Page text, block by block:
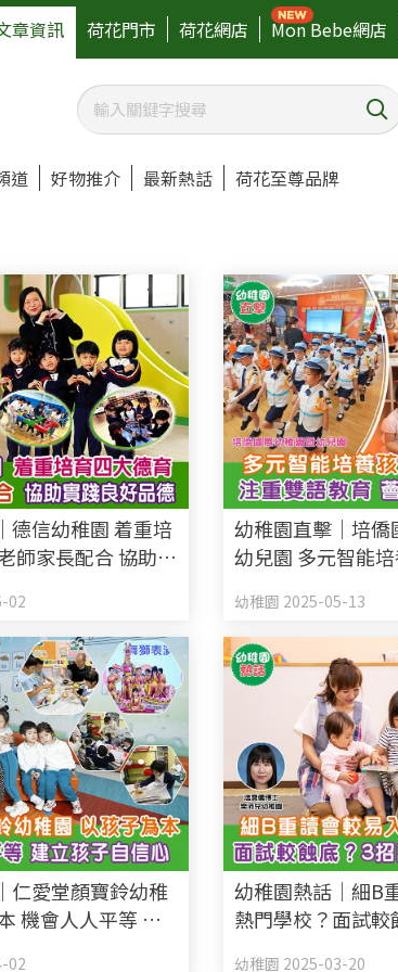
章資訊 荷花門市 荷花網店 Mon Bebe網店
道 好物推介 最新熱話 荷花至尊品牌
德信幼稚園 着重培
師家長配合 協助實
02
幼稚園直擊｜培僑
幼兒園 多元智能
幼稚園 2025-05-13
仁愛堂顏寶鈴幼稚
機會人人平等 建
02
幼稚園熱話｜細B
熱門學校？面試較
幼稚園 2025-03-20